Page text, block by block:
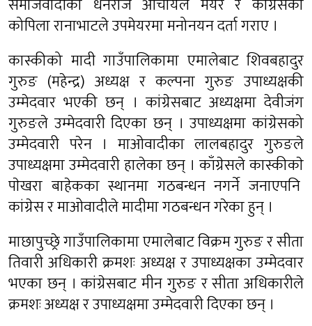
समाजवादीका धनराज आचार्यले मेयर र कांग्रेसकी
कोपिला रानाभाटले उपमेयरमा मनोनयन दर्ता गराए ।
कास्कीको मादी गाउँपालिकामा एमालेबाट शिवबहादुर
गुरुङ (महेन्द्र) अध्यक्ष र कल्पना गुरुङ उपाध्यक्षकी
उम्मेदवार भएकी छन् । कांग्रेसबाट अध्यक्षमा देवीजंग
गुरुङले उम्मेदवारी दिएका छन् । उपाध्यक्षमा कांग्रेसको
उम्मेदवारी परेन । माओवादीका लालबहादुर गुरुङले
उपाध्यक्षमा उम्मेदवारी हालेका छन् । काँग्रेसले कास्कीकाे
पाेखरा बाहेकका स्थानमा गठबन्धन नगर्ने जनाएपनि
कांग्रेस र माओवादीले मादीमा गठबन्धन गरेका हुन् ।
माछापुच्छ्रे गाउँपालिकामा एमालेबाट विक्रम गुरुङ र सीता
तिवारी अधिकारी क्रमशः अध्यक्ष र उपाध्यक्षका उम्मेदवार
भएका छन् । कांग्रेसबाट मीन गुरुङ र सीता अधिकारीले
क्रमशः अध्यक्ष र उपाध्यक्षमा उम्मेदवारी दिएका छन् ।